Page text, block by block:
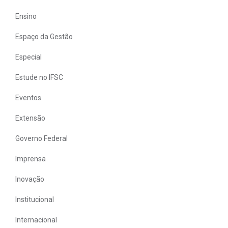
Ensino
Espaço da Gestão
Especial
Estude no IFSC
Eventos
Extensão
Governo Federal
Imprensa
Inovação
Institucional
Internacional